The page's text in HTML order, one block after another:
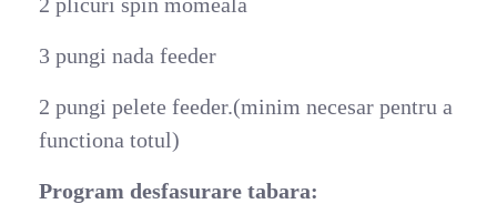
2 plicuri spin momeala
3 pungi nada feeder
2 pungi pelete feeder.(minim necesar pentru a
functiona totul)
Program desfasurare tabara: